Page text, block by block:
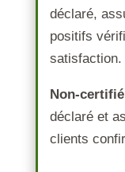
déclaré,
positifs
satisfaction.
Non-certifié
déclaré et
clients